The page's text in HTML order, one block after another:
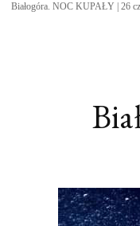
Białogóra. NOC KUPAŁY | 26